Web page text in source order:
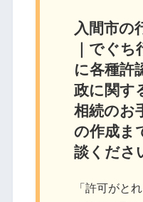
入間市の
｜でぐ
に各種許
政に関す
相続のお
の作成ま
談くださ
「許可がと